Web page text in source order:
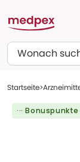
Suchen
Startseite
···